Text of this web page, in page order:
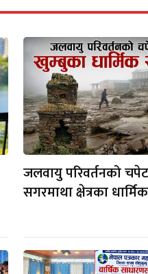
जलवायु परिवर्तनको
सगरमाथा क्षेत्रका